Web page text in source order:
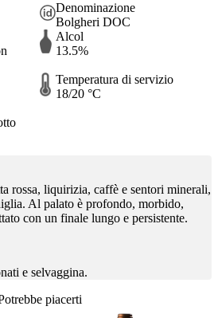
Denominazione
Bolgheri DOC
Alcol
13.5%
Temperatura di servizio
18/20 °C
rossa, liquirizia, caffè e sentori minerali,
Al palato è profondo, morbido,
con un finale lungo e persistente.
e selvaggina.
piacerti